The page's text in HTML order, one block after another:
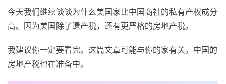
今天我们继续谈谈为什么美国家比中国商社的私有产权成分
高。因为美国除了遗产税，还有更严格的房地产税。
我建议你一定要看完。这篇文章可能与你的家有关。中国的
房地产税也在准备中。